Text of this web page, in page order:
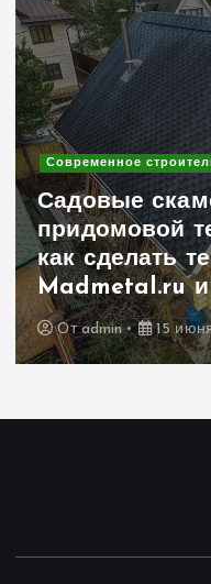
Современное
Садовые
придомовой
как сделать
Madmetal.ru
Отadmin 15